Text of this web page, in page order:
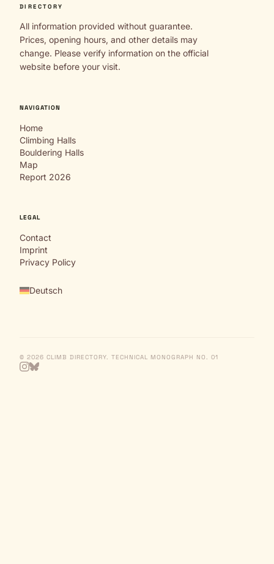
DIRECTORY
All information provided without guarantee.
Prices, opening hours, and other details may
change. Please verify information on the official
website before your visit.
NAVIGATION
Home
Climbing Halls
Bouldering Halls
Map
Report 2026
LEGAL
Contact
Imprint
Privacy Policy
Deutsch
© 2026 CLIMB DIRECTORY. TECHNICAL MONOGRAPH NO. 01